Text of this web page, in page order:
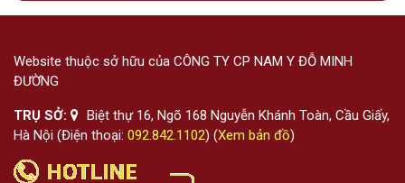
Website thuộc sở hữu của CÔNG TY CP NAM Y ĐỖ MINH
ĐƯỜNG
TRỤ SỞ:
Biệt thự 16, Ngõ 168 Nguyễn Khánh Toàn, Cầu Giấy,
Hà Nội (Điện thoại: 092.842.1102) (Xem bản đồ)